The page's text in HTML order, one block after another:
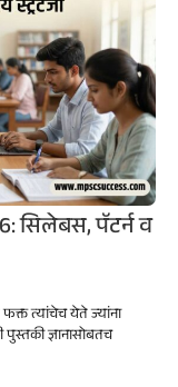
सिलेबस, पॅटर्न व
त्यांचेच येते ज्यांना
ज्ञानासोबतच